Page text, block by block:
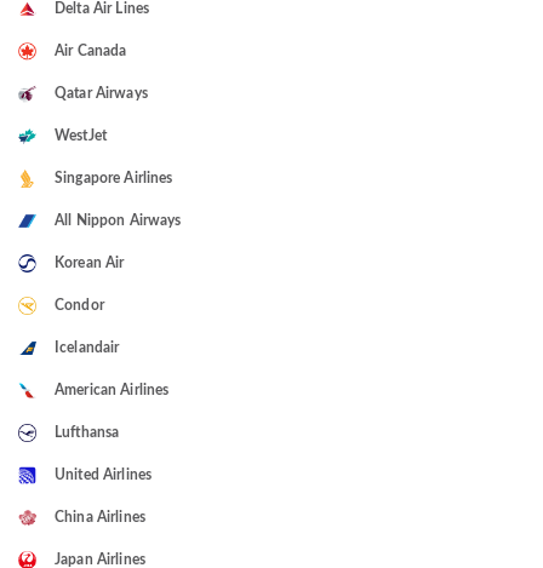
Delta Air Lines
Air Canada
Qatar Airways
WestJet
Singapore Airlines
All Nippon Airways
Korean Air
Condor
Icelandair
American Airlines
Lufthansa
United Airlines
China Airlines
Japan Airlines